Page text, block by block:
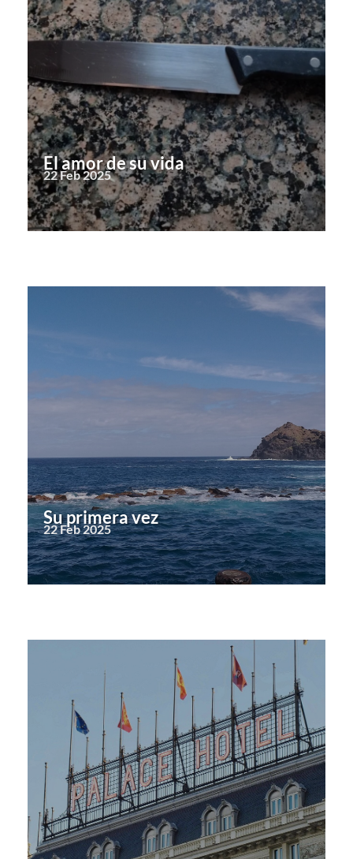
El amor de su vida
22 Feb 2025
Su primera vez
22 Feb 2025